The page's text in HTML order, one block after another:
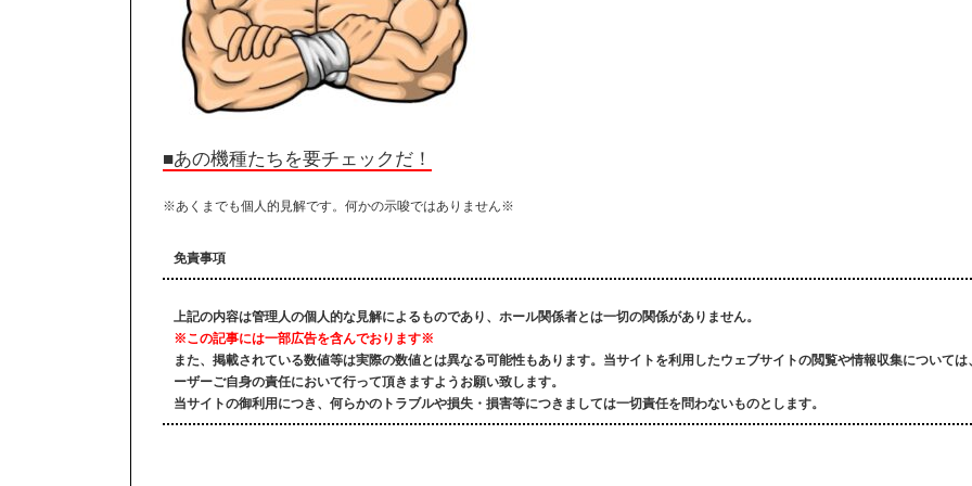
■あの機種たちを要チェックだ！
※あくまでも個人的見解です。何かの示唆ではありません※
免責事項
上記の内容は管理人の個人的な見解によるものであり、ホール関係者とは一切の関係がありません。
※この記事には一部広告を含んでおります※
また、掲載されている数値等は実際の数値とは異なる可能性もあります。 当サイトを利用したウェブサイトの閲覧や情報収集については
ーザーご自身の責任において行って頂きますようお願い致します。
当サイトの御利用につき、何らかのトラブルや損失・損害等につきましては一切責任を問わないものとします。